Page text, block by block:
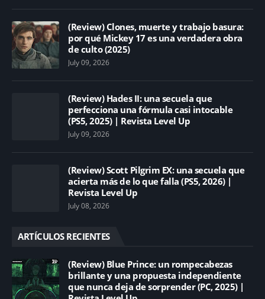
(Review) Clones, muerte y trabajo basura:
por qué Mickey 17 es una verdadera obra
de culto (2025)
July 09, 2026
(Review) Hades II: una secuela que
perfecciona una fórmula casi intocable
(PS5, 2025) | Revista Level Up
July 09, 2026
(Review) Scott Pilgrim EX: una secuela que
acierta más de lo que falla (PS5, 2026) |
Revista Level Up
July 08, 2026
ARTÍCULOS RECIENTES
(Review) Blue Prince: un rompecabezas
brillante y una propuesta independiente
que nunca deja de sorprender (PC, 2025) |